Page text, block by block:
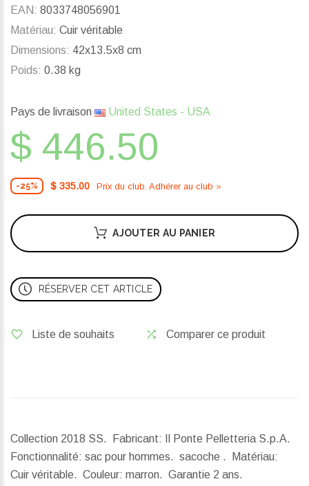
EAN: 8033748056901
Matériau: Cuir véritable
Dimensions: 42x13.5x8 cm
Poids: 0.38 kg
Pays de livraison United States - USA
$ 446.50
-25% $ 335.00 Prix ​​du club. Adhérer au club »
AJOUTER AU PANIER
RÉSERVER CET ARTICLE
Liste de souhaits Comparer ce produit
Collection 2018 SS. Fabricant: Il Ponte Pelletteria S.p.A.
Fonctionnalité: sac pour hommes. sacoche . Matériau:
Cuir véritable. Couleur: marron. Garantie 2 ans.